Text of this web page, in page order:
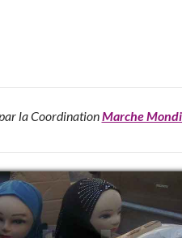
la CoordinationMarche